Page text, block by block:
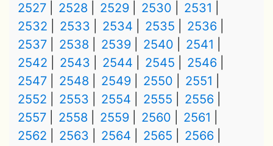
2527
2528 2529 2530
2531
2532
2533 2534 2535
2536
2537
2538 2539 2540
2541
2542
2543 2544 2545
2546
2547
2548 2549 2550
2551
2552
2553 2554 2555
2556
2557
2558 2559 2560
2561
2562
2563 2564 2565
2566